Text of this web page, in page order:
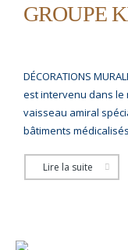
GROUPE
DÉCORATIONS
est intervenu dans le
vaisseau amiral
bâtiments
Lire la suite